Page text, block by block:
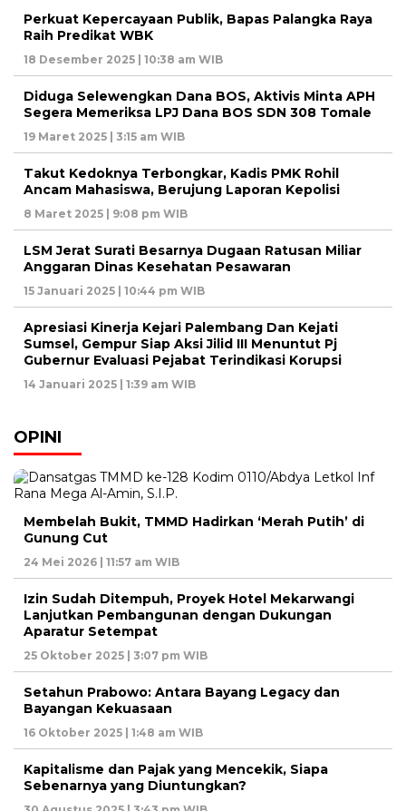
Perkuat Kepercayaan Publik, Bapas Palangka Raya
Raih Predikat WBK
18 Desember 2025 | 10:38 am WIB
Diduga Selewengkan Dana BOS, Aktivis Minta APH
Segera Memeriksa LPJ Dana BOS SDN 308 Tomale
19 Maret 2025 | 3:15 am WIB
Takut Kedoknya Terbongkar, Kadis PMK Rohil
Ancam Mahasiswa, Berujung Laporan Kepolisi
8 Maret 2025 | 9:08 pm WIB
LSM Jerat Surati Besarnya Dugaan Ratusan Miliar
Anggaran Dinas Kesehatan Pesawaran
15 Januari 2025 | 10:44 pm WIB
Apresiasi Kinerja Kejari Palembang Dan Kejati
Sumsel, Gempur Siap Aksi Jilid III Menuntut Pj
Gubernur Evaluasi Pejabat Terindikasi Korupsi
14 Januari 2025 | 1:39 am WIB
OPINI
Membelah Bukit, TMMD Hadirkan ‘Merah Putih’ di
Gunung Cut
24 Mei 2026 | 11:57 am WIB
Izin Sudah Ditempuh, Proyek Hotel Mekarwangi
Lanjutkan Pembangunan dengan Dukungan
Aparatur Setempat
25 Oktober 2025 | 3:07 pm WIB
Setahun Prabowo: Antara Bayang Legacy dan
Bayangan Kekuasaan
16 Oktober 2025 | 1:48 am WIB
Kapitalisme dan Pajak yang Mencekik, Siapa
Sebenarnya yang Diuntungkan?